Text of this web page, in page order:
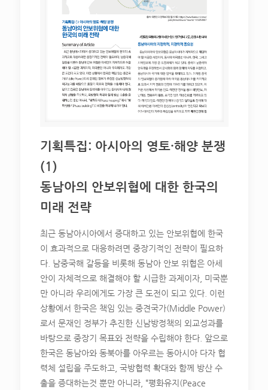
기획특집: 아시아의 영토·해양 분쟁
(1)
동남아의 안보위협에 대한 한국의
미래 전략
최근 동남아시아에서 증대하고 있는 안보위협에 한국
이 효과적으로 대응하려면 중장기적인 전략이 필요하
다. 남중국해 갈등을 비롯해 동남아 안보 위협은 아세
안이 자체적으로 해결해야 할 시급한 과제이자, 미국뿐
만 아니라 우리에게도 가장 큰 도전이 되고 있다. 이런
상황에서 한국은 책임 있는 중견국가(Middle Power)
로서 문재인 정부가 추진한 신남방정책의 외교성과를
바탕으로 중장기 목표와 전략을 수립해야 한다. 앞으로
한국은 동남아와 동북아를 아우르는 동아시아 다자 협
력체 설립을 주도하고, 국방협력 확대와 함께 방산 수
출을 증대하는것 뿐만 아니라, “평화유지(Peace